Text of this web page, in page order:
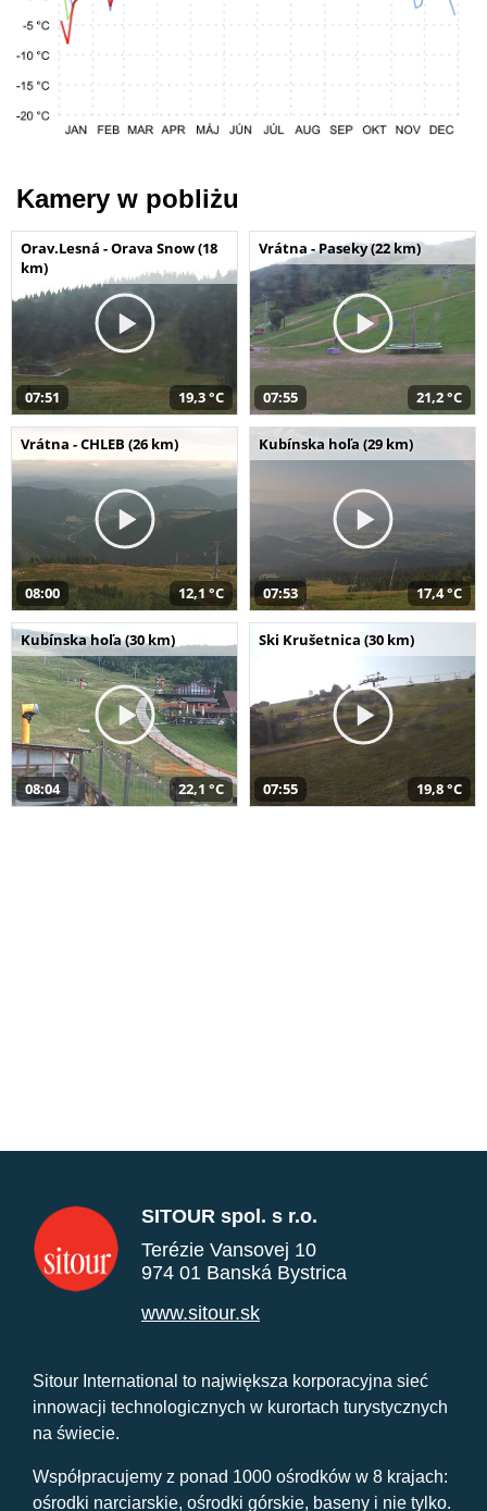
Kamery w pobliżu
Orav.Lesná - Orava Snow (18
km)
07:51 19,3 °C
Vrátna - Paseky (22 km)
07:55 21,2 °C
Vrátna - CHLEB (26 km)
08:00 12,1 °C
Kubínska hoľa (29 km)
07:53 17,4 °C
Kubínska hoľa (30 km)
08:04 22,1 °C
Ski Krušetnica (30 km)
07:55 19,8 °C
SITOUR spol. s r.o.
Terézie Vansovej 10
974 01 Banská Bystrica
www.sitour.sk
Sitour International to największa korporacyjna sieć
innowacji technologicznych w kurortach turystycznych
na świecie.
Współpracujemy z ponad 1000 ośrodków w 8 krajach:
ośrodki narciarskie, ośrodki górskie, baseny i nie tylko.